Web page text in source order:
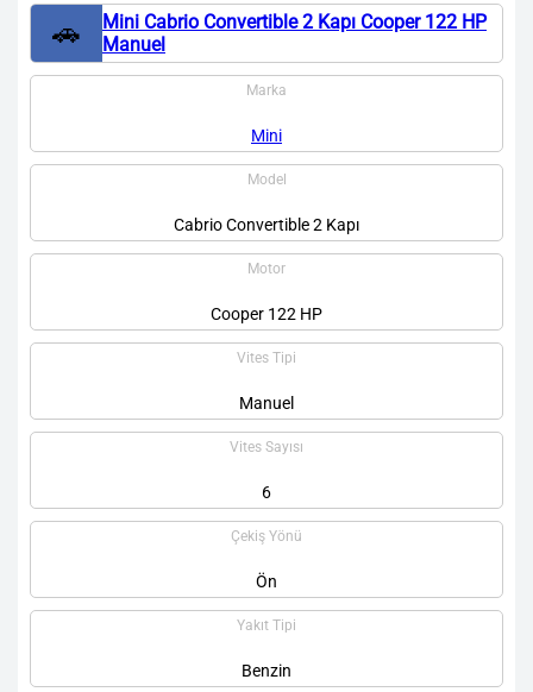
🚗
Mini Cabrio Convertible 2 Kapı Cooper 122 HP
Manuel
Marka
Mini
Model
Cabrio Convertible 2 Kapı
Motor
Cooper 122 HP
Vites Tipi
Manuel
Vites Sayısı
6
Çekiş Yönü
Ön
Yakıt Tipi
Benzin